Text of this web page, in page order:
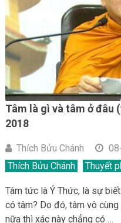
Tâm là gì và tâm ở đâu
2018
Thích Bửu Chánh
Thích Bửu Chánh
Thuyết
Tâm tức là Ý Thức, là sự
có tâm? Do đó, tâm vô
nữa thì xác này chẳng có …